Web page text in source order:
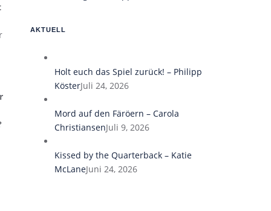
AKTUELL
Holt euch das Spiel zurück! – Philipp
KösterJuli 24, 2026
Mord auf den Färöern – Carola
ChristiansenJuli 9, 2026
Kissed by the Quarterback – Katie
McLaneJuni 24, 2026